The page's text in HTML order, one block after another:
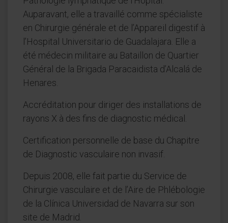
Auparavant, elle a travaillé comme spécialiste
en Chirurgie générale et de l’Appareil digestif à
l’Hospital Universitario de Guadalajara. Elle a
été médecin militaire au Bataillon de Quartier
Général de la Brigada Paracaidista d’Alcalá de
Henares.
Accréditation pour diriger des installations de
rayons X à des fins de diagnostic médical.
Certification personnelle de base du Chapitre
de Diagnostic vasculaire non invasif.
Depuis 2008, elle fait partie du Service de
Chirurgie vasculaire et de l’Aire de Phlébologie
de la Clínica Universidad de Navarra sur son
site de Madrid.